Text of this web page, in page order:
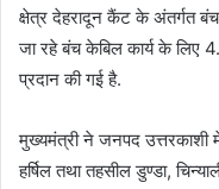
क्षेत्र देहरादून कैंट के अंतर्गत बंच
जा रहे बंच केबिल कार्य के लिए
प्रदान की गई है.
मुख्यमंत्री ने जनपद उत्तरकाशी
हर्षिल तथा तहसील डुण्डा,